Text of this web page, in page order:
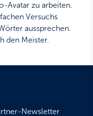
Avatar zu arbeiten.
Versuchs
aussprechen.
den Meister.
Newsletter